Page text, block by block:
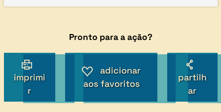
Pronto para a ação?
imprimi
r
adicionar
aos favoritos
partilh
ar